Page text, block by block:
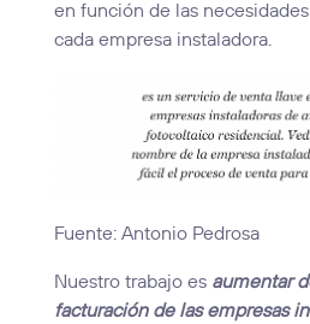
en función de las
cada empresa instaladora.
Fuente: Antonio Pedrosa
Nuestro trabajo es aumentar
facturación de las empresas